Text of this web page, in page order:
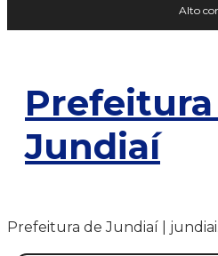
Alto
Jundiaí
Prefeitura de Jundiaí |